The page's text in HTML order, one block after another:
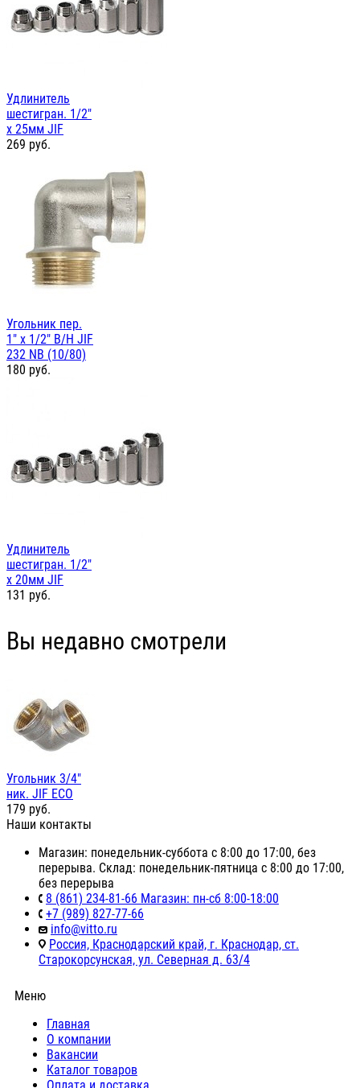
Удлинитель
шестигран. 1/2"
х 25мм JIF
269 руб.
Угольник пер.
1" х 1/2" В/Н JIF
232 NB (10/80)
180 руб.
Удлинитель
шестигран. 1/2"
х 20мм JIF
131 руб.
Вы недавно смотрели
Угольник 3/4"
ник. JIF ЕСО
179 руб.
Наши контакты
Магазин: понедельник-суббота с 8:00 до 17:00, без
перерыва. Склад: понедельник-пятница с 8:00 до 17:00,
без перерыва
8 (861) 234-81-66 Магазин: пн-сб 8:00-18:00
+7 (989) 827-77-66
info@vitto.ru
Россия, Краснодарский край, г. Краснодар, ст.
Старокорсунская, ул. Северная д. 63/4
Меню
Главная
О компании
Вакансии
Каталог товаров